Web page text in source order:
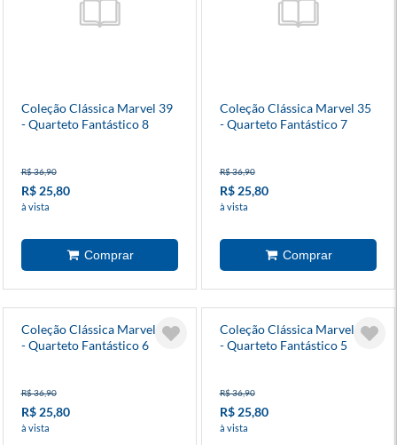
Coleção Clássica Marvel 39
- Quarteto Fantástico 8
R$ 36,90
R$ 25,80
à vista
Coleção Clássica Marvel 35
- Quarteto Fantástico 7
R$ 36,90
R$ 25,80
à vista
Coleção Clássica Marvel 31
- Quarteto Fantástico 6
R$ 36,90
R$ 25,80
à vista
Coleção Clássica Marvel 28
- Quarteto Fantástico 5
R$ 36,90
R$ 25,80
à vista